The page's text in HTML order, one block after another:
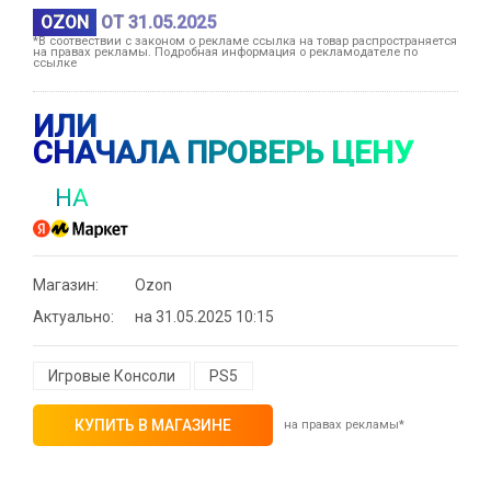
OZON ОТ 31.05.2025
*В соотвествии с законом о рекламе ссылка на товар распространяется
на правах рекламы. Подробная информация о рекламодателе по
ссылке
ИЛИ
СНАЧАЛА ПРОВЕРЬ ЦЕНУ
НА
Магазин:
Ozon
Актуально:
на 31.05.2025 10:15
Игровые Консоли PS5
КУПИТЬ В МАГАЗИНЕ на правах рекламы*
индивидуально, возможно сработает не у
всех)
🔥 0 руб. | КУПИТЬ